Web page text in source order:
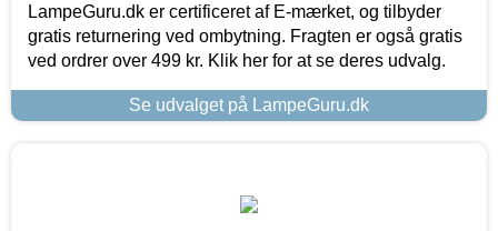
LampeGuru.dk er certificeret af E-mærket, og tilbyder
gratis returnering ved ombytning. Fragten er også gratis
ved ordrer over 499 kr. Klik her for at se deres udvalg.
Se udvalget på LampeGuru.dk